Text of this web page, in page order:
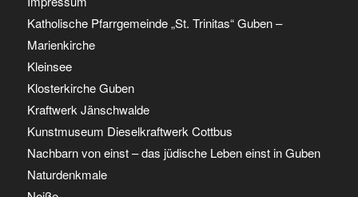
Katholische Pfarrgemeinde „St. Trinitas“ Guben –
Marienkirche
Kleinsee
Klosterkirche Guben
Kraftwerk Jänschwalde
Kunstmuseum Dieselkraftwerk Cottbus
Nachbarn von einst – das jüdische Leben einst in Guben
Naturdenkmale